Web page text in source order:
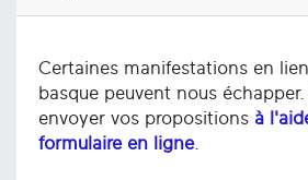
Certaines manifestations en
basque peuvent nous
envoyer vos propositions à
formulaire en ligne.